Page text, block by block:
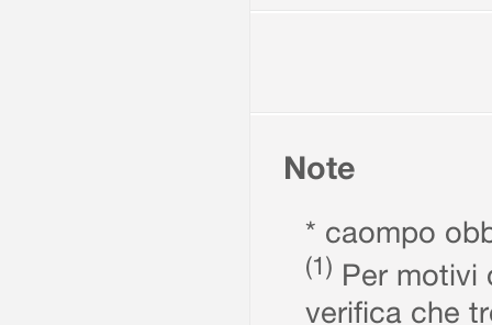
Note
* caompo
(1) Per motivi
verifica che